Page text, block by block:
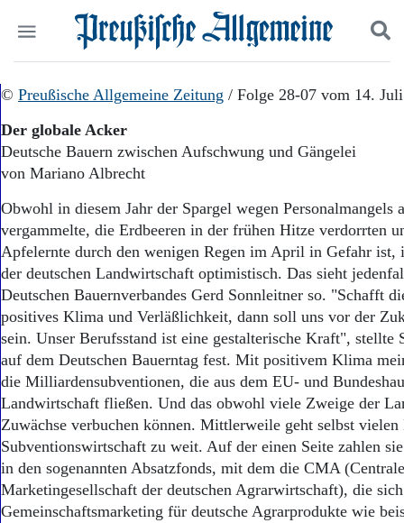
Start
Wer wir sind
Aktuelle Ausgabe
Abonnenten-Login
Abonnent werden
Abo Prämien
Archiv
Mediadaten
Politik
Panorama
Geschichte
Ostpreußen
Pommern
Berlin-Brandenburg
Schlesien
Danzig und Westpreußen
Bücher
Suchen und finden
© Preußische Allgemeine Zeitung / Folge 28-07 vom 14.
Der globale Acker
Deutsche Bauern zwischen Aufschwung und Gängelei
von Mariano Albrecht
Obwohl in diesem Jahr der Spargel wegen Personalmangels
vergammelte, die Erdbeeren in der frühen Hitze verdorrten
Apfelernte durch den wenigen Regen im April in Gefahr ist,
der deutschen Landwirtschaft optimistisch. Das sieht
Deutschen Bauernverbandes Gerd Sonnleitner so. "Schafft
positives Klima und Verläßlichkeit, dann soll uns vor der
sein. Unser Berufsstand ist eine gestalterische Kraft", stellte
auf dem Deutschen Bauerntag fest. Mit positivem Klima
die Milliardensubventionen, die aus dem EU- und
Landwirtschaft fließen. Und das obwohl viele Zweige der
Zuwächse verbuchen können. Mittlerweile geht selbst vielen
Subventionswirtschaft zu weit. Auf der einen Seite zahlen
in den sogenannten Absatzfonds, mit dem die CMA (Centrale
Marketingesellschaft der deutschen Agrarwirtschaft), die
Gemeinschaftsmarketing für deutsche Agrarprodukte wie